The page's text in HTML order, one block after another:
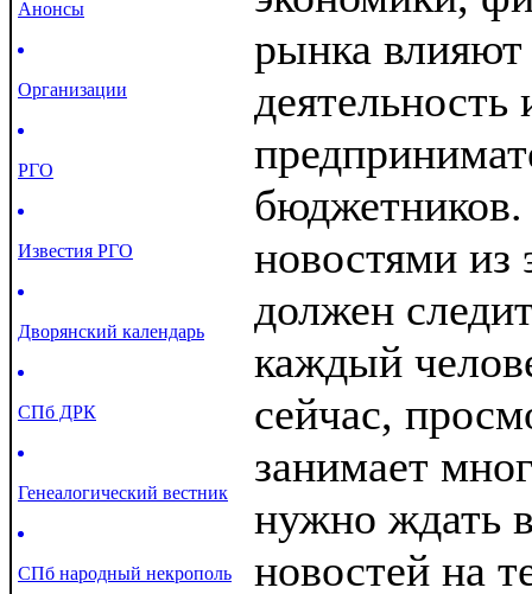
Анонсы
Организации
РГО
Известия РГО
Дворянский календарь
СПб ДРК
Генеалогический вестник
СПб народный некрополь
рынка влияют
деятельность
новостями из
должен
каждый
сейчас,
занимает
нужно ждать
новостей на